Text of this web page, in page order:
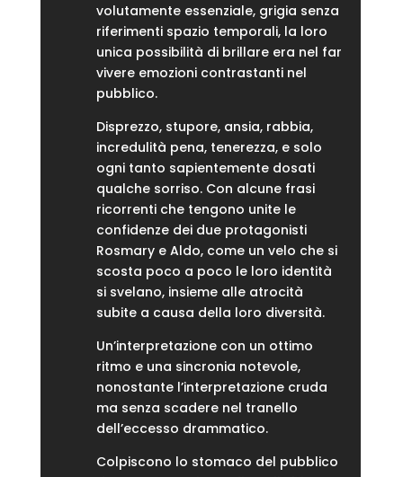
volutamente essenziale, grigia senza
riferimenti spazio temporali, la loro
unica possibilità di brillare era nel far
vivere emozioni contrastanti nel
pubblico.
Disprezzo, stupore, ansia, rabbia,
incredulità pena, tenerezza, e solo
ogni tanto sapientemente dosati
qualche sorriso. Con alcune frasi
ricorrenti che tengono unite le
confidenze dei due protagonisti
Rosmary e Aldo, come un velo che si
scosta poco a poco le loro identità
si svelano, insieme alle atrocità
subite a causa della loro diversità.
Un’interpretazione con un ottimo
ritmo e una sincronia notevole,
nonostante l’interpretazione cruda
ma senza scadere nel tranello
dell’eccesso drammatico.
Colpiscono lo stomaco del pubblico